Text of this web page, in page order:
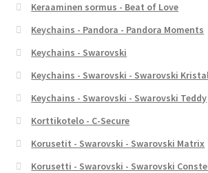
Keraaminen sormus - Beat of Love
Keychains - Pandora - Pandora Moments
Keychains - Swarovski
Keychains - Swarovski - Swarovski
Keychains - Swarovski - Swarovski Teddy
Korttikotelo - C-Secure
Korusetit - Swarovski - Swarovski Matrix
Korusetti - Swarovski - Swarovski